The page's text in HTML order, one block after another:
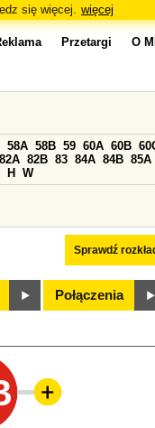
się więcej. więcej
Przetargi O
Sprawdź
58A 58B 59 60A 60B
82A 82B 83 84A 84B 85A
H W
Połączenia